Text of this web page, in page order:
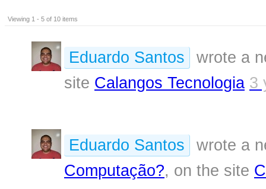
Viewing 1 - 5 of 10 items
Eduardo Santos
wrote a
site Calangos Tecnologia 3
Eduardo Santos
wrote a
Computação?, on the site